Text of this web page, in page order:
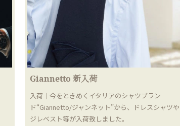
Giannetto 新入荷
入荷｜今をときめくイタリアのシャツブラン
ド“Giannetto/ジャンネット”から、ドレスシャツや
ジレベスト等が入荷致しました。